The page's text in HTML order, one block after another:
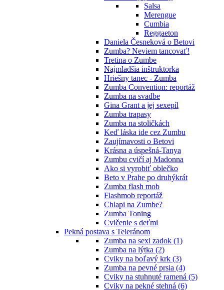
Salsa
Merengue
Cumbia
Reggaeton
Daniela Česneková o Betovi
Zumba? Neviem tancovať!
Tretina o Zumbe
Najmladšia inštruktorka
Hriešny tanec - Zumba
Zumba Convention: reportáž
Zumba na svadbe
Gina Grant a jej sexepíl
Zumba trapasy
Zumba na stoličkách
Keď láska ide cez Zumbu
Zaujímavosti o Betovi
Krásna a úspešná-Tanya
Zumbu cvičí aj Madonna
Ako si vyrobiť oblečko
Beto v Prahe po druhýkrát
Zumba flash mob
Flashmob reportáž
Chlapi na Zumbe?
Zumba Toning
Cvičenie s deťmi
Pekná postava s Teleránom
Zumba na sexi zadok (1)
Zumba na lýtka (2)
Cviky na boľavý krk (3)
Zumba na pevné prsia (4)
Cviky na stuhnuté ramená (5)
Cviky na pekné stehná (6)